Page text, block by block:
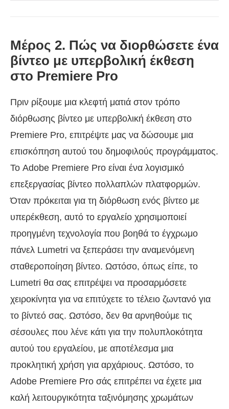
Μέρος 2. Πώς να διορθώσετε ένα
βίντεο με υπερβολική έκθεση
στο Premiere Pro
Πριν ρίξουμε μια κλεφτή ματιά στον τρόπο
διόρθωσης βίντεο με υπερβολική έκθεση στο
Premiere Pro, επιτρέψτε μας να δώσουμε μια
επισκόπηση αυτού του δημοφιλούς προγράμματος.
Το Adobe Premiere Pro είναι ένα λογισμικό
επεξεργασίας βίντεο πολλαπλών πλατφορμών.
Όταν πρόκειται για τη διόρθωση ενός βίντεο με
υπερέκθεση, αυτό το εργαλείο χρησιμοποιεί
προηγμένη τεχνολογία που βοηθά το έγχρωμο
πάνελ Lumetri να ξεπεράσει την αναμενόμενη
σταθεροποίηση βίντεο. Ωστόσο, όπως είπε, το
Lumetri θα σας επιτρέψει να προσαρμόσετε
χειροκίνητα για να επιτύχετε το τέλειο ζωντανό για
το βίντεό σας. Ωστόσο, δεν θα αρνηθούμε τις
σέσουλες που λένε κάτι για την πολυπλοκότητα
αυτού του εργαλείου, με αποτέλεσμα μια
προκλητική χρήση για αρχάριους. Ωστόσο, το
Adobe Premiere Pro σάς επιτρέπει να έχετε μια
καλή λειτουργικότητα ταξινόμησης χρωμάτων